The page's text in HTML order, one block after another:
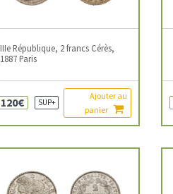
IIIe République, 2 francs Cérès,
1887 Paris
120€ SUP+
Ajouter au
panier